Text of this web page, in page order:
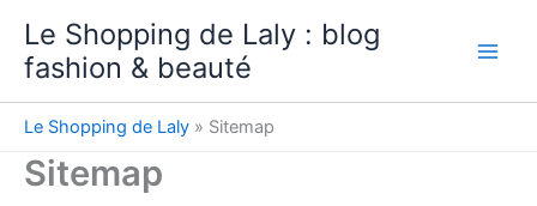
contenu
Le Shopping de Laly : blog
fashion & beauté
Le Shopping de Laly » Sitemap
Sitemap